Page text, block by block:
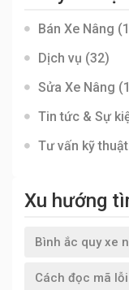
Bán Xe Nâng
Dịch vụ (32)
Sửa Xe Nâng
Tin tức & Sự
Tư vấn kỹ thuật
Xu hướng
Bình ắc quy xe
Cách đọc mã